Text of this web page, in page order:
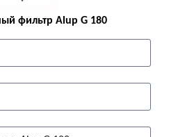
фильтр Alup G 180